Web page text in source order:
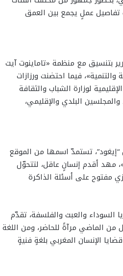
تفاصيل عملٍ يجمع بين العمق
بتنسيق مع منظمة «تاماينوت آيت
والتنمية»، فيما احتضنت ورزازات
لوزارة الشباب والثقافة
البلدي والإقليمي،
“إيغود”، تستمدّ اسمها من الموقع
مهد أقدم إنسانٍ عاقل، لتتحوّل
مفتوح على أسئلة الذاكرة
السوداء والعبث والفلسفة، تقدّم
من الماضي مرآةً للحاضر، ومن اللغة
الإنسان المغربي بلغةٍ فنيةٍ